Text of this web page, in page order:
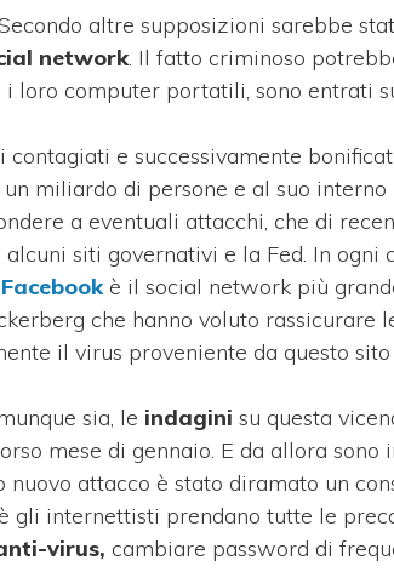
altre supposizioni sarebbe
network. Il fatto criminoso
i loro computer portatili, sono entrati
contagiati e successivamente
miliardo di persone e al suo
a eventuali attacchi, che di
alcuni siti governativi e la Fed. In ogni
Facebook è il social network più
che hanno voluto
il virus proveniente da questo
sia, le indagini su questa
mese di gennaio. E da allora
nuovo attacco è stato diramato un
gli internettisti prendano tutte le
virus, cambiare password di